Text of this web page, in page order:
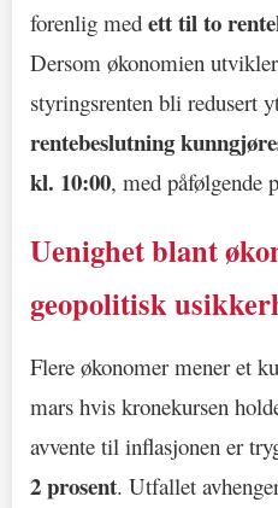
forenlig med ett til to
Dersom økonomien
styringsrenten bli redusert
rentebeslutning
kl. 10:00, med påfølgende
Uenighet blant
geopolitisk
Flere økonomer mener et
mars hvis kronekursen
avvente til inflasjonen er
2 prosent. Utfallet